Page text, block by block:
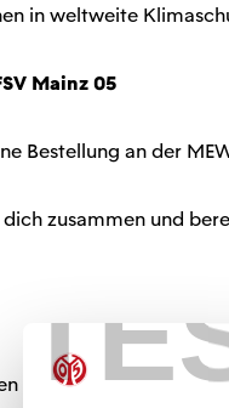
in weltweite
Mainz 05
Bestellung an der
zusammen und
Artikel in den